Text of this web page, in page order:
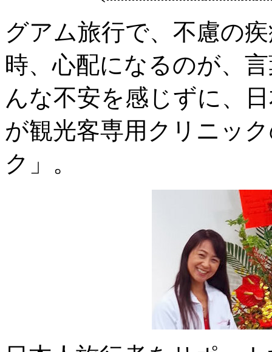
グアム旅行で、不慮の
時、心配になるのが、
んな不安を感じずに、
が観光客専用クリニッ
ク」。